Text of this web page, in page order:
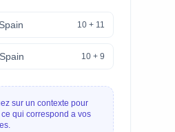
10 + 11
10 + 9
sur un contexte pour
qui correspond a vos